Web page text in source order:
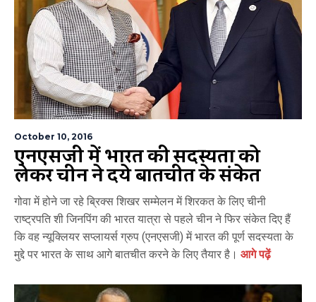
October 10, 2016
एनएसजी में भारत की सदस्यता को
लेकर चीन ने दिये बातचीत के संकेत
गोवा में होने जा रहे ब्रिक्स शिखर सम्मेलन में शिरकत के लिए चीनी
राष्ट्रपति शी जिनपिंग की भारत यात्रा से पहले चीन ने फिर संकेत दिए हैं
कि वह न्यूक्लियर सप्लायर्स ग्रुप (एनएसजी) में भारत की पूर्ण सदस्यता के
मुद्दे पर भारत के साथ आगे बातचीत करने के लिए तैयार है। आगे पढ़ें